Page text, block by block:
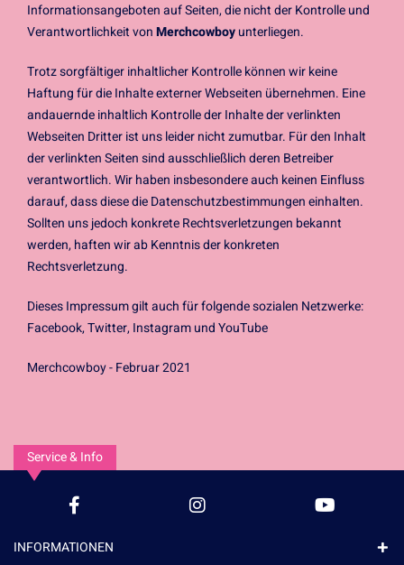
Informationsangeboten auf Seiten, die nicht der Kontrolle und
Verantwortlichkeit vonMerchcowboyunterliegen.
Trotz sorgfältiger inhaltlicher Kontrolle können wir keine
Haftung für die Inhalte externer Webseiten übernehmen. Eine
andauernde inhaltlich Kontrolle der Inhalte der verlinkten
Webseiten Dritter ist uns leider nicht zumutbar. Für den Inhalt
der verlinkten Seiten sind ausschließlich deren Betreiber
verantwortlich. Wir haben insbesondere auch keinen Einfluss
darauf, dass diese die Datenschutzbestimmungen einhalten.
Sollten uns jedoch konkrete Rechtsverletzungen bekannt
werden, haften wir ab Kenntnis der konkreten
Rechtsverletzung.
Dieses Impressum gilt auch für folgende sozialen Netzwerke:
Facebook, Twitter, Instagram und YouTube
Merchcowboy - Februar 2021
Service & Info
INFORMATIONEN